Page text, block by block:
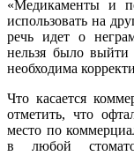
«Медикаменты и
использовать на
речь идет о
нельзя было
необходима
Что касается
отметить, что
место по
в любой